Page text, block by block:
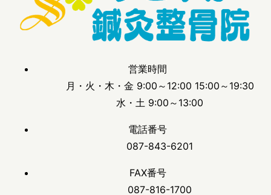
営業時間
月・火・木・金 9:00～12:00 15:00～19:30
水・土 9:00～13:00
電話番号
087-843-6201
FAX番号
087-816-1700